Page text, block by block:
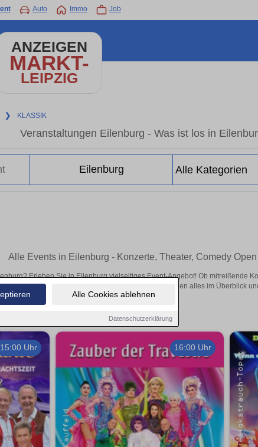
Alle Cookies ablehnen
Datenschutzerklärung
Auto Immo Job
ANZEIGEN
MARKT-
LEIPZIG
❯ KLASSIK
Veranstaltungen Eilenburg - Was ist los in
Alle Events in Eilenburg - Konzerte, Theater, Comedy
Erleben Sie in Eilenburg vielseitiges Event-Angebot! Ob mitreißende
aufregende Veranstaltungen in Eilenburg – hier finden alles im Überblick
15:00 Uhr 16:00 Uhr